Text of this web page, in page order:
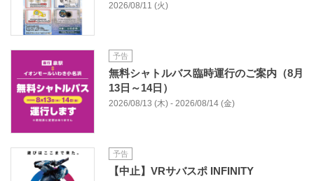
2026/08/11 (火)
予告
無料シャトルバス臨時運行のご案内（8月
13日～14日）
2026/08/13 (木) - 2026/08/14 (金)
予告
【中止】VRサバスポ INFINITY